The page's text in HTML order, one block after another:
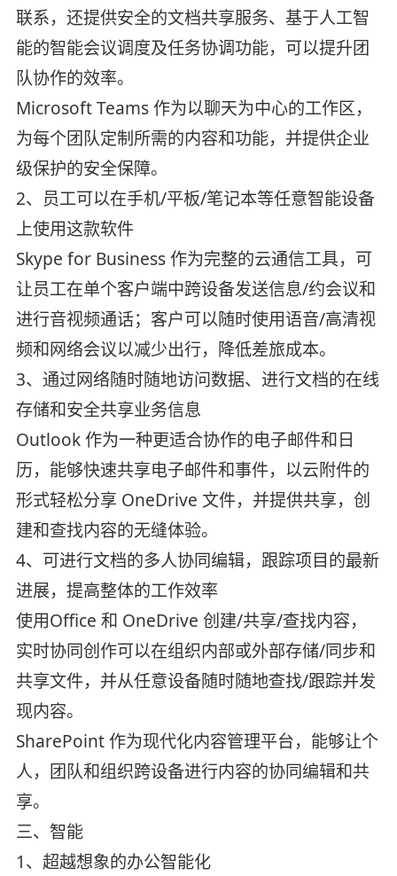
联系，还提供安全的文档共享服务、基于人工智
能的智能会议调度及任务协调功能，可以提升团
队协作的效率。
Microsoft Teams 作为以聊天为中心的工作区，
为每个团队定制所需的内容和功能，并提供企业
级保护的安全保障。
2、员工可以在手机/平板/笔记本等任意智能设备
上使用这款软件
Skype for Business 作为完整的云通信工具，可
让员工在单个客户端中跨设备发送信息/约会议和
进行音视频通话；客户可以随时使用语音/高清视
频和网络会议以减少出行，降低差旅成本。
3、通过网络随时随地访问数据、进行文档的在线
存储和安全共享业务信息
Outlook 作为一种更适合协作的电子邮件和日
历，能够快速共享电子邮件和事件，以云附件的
形式轻松分享 OneDrive 文件，并提供共享，创
建和查找内容的无缝体验。
4、可进行文档的多人协同编辑，跟踪项目的最新
进展，提高整体的工作效率
使用Office 和 OneDrive 创建/共享/查找内容，
实时协同创作可以在组织内部或外部存储/同步和
共享文件，并从任意设备随时随地查找/跟踪并发
现内容。
SharePoint 作为现代化内容管理平台，能够让个
人，团队和组织跨设备进行内容的协同编辑和共
享。
三、智能
1、超越想象的办公智能化